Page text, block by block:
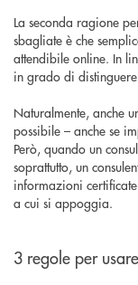
La seconda ragione
sbagliate è che
attendibile online. In
in grado di
Naturalmente, anche
possibile – anche se
Però, quando un
soprattutto, un
informazioni
a cui si appoggia.
3 regole per